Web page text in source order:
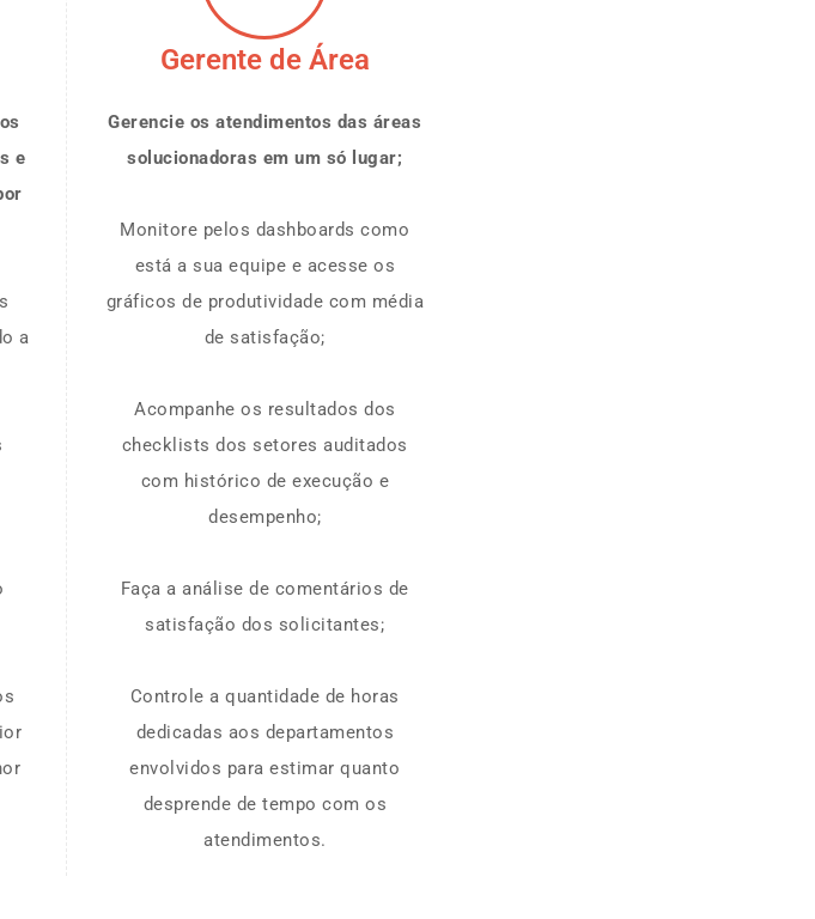
e
a
Gerente de Área
Gerencie os atendimentos das áreas
solucionadoras em um só lugar;
Monitore pelos dashboards como
está a sua equipe e acesse os
gráficos de produtividade com média
de satisfação;
Acompanhe os resultados dos
checklists dos setores auditados
com histórico de execução e
desempenho;
Faça a análise de comentários de
satisfação dos solicitantes;
Controle a quantidade de horas
dedicadas aos departamentos
envolvidos para estimar quanto
desprende de tempo com os
atendimentos.